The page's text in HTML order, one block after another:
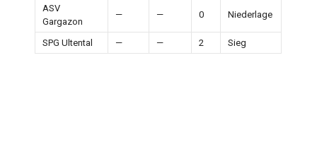
ASV
Gargazon
— — 0 Niederlage
SPG Ultental — — 2 Sieg